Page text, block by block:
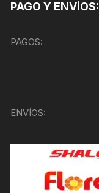
PAGO Y ENVÍOS:
PAGOS:
ENVÍOS: